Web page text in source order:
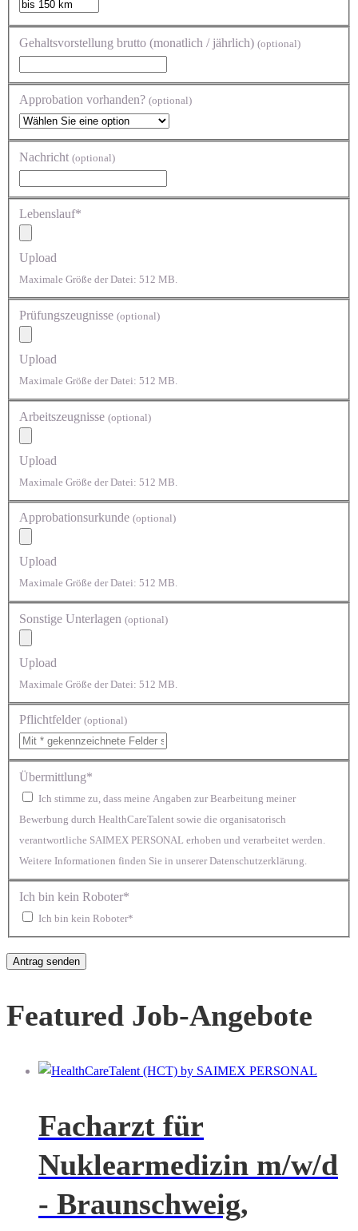
Gehaltsvorstellung brutto (monatlich / jährlich) (optional)
Approbation vorhanden? (optional)
Nachricht (optional)
Lebenslauf*
Upload
Maximale Größe der Datei: 512 MB.
Prüfungszeugnisse (optional)
Upload
Maximale Größe der Datei: 512 MB.
Arbeitszeugnisse (optional)
Upload
Maximale Größe der Datei: 512 MB.
Approbationsurkunde (optional)
Upload
Maximale Größe der Datei: 512 MB.
Sonstige Unterlagen (optional)
Upload
Maximale Größe der Datei: 512 MB.
Pflichtfelder (optional)
Übermittlung*
Ich stimme zu, dass meine Angaben zur Bearbeitung meiner
Bewerbung durch HealthCareTalent sowie die organisatorisch
verantwortliche SAIMEX PERSONAL erhoben und verarbeitet werden.
Weitere Informationen finden Sie in unserer Datenschutzerklärung.
Ich bin kein Roboter*
Ich bin kein Roboter*
Featured Job-Angebote
Facharzt für
Nuklearmedizin m/w/d
- Braunschweig,